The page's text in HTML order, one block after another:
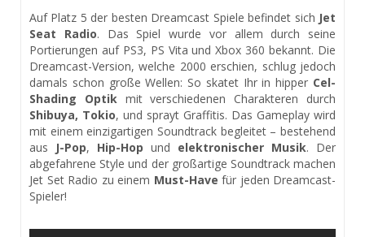
Auf Platz 5 der besten Dreamcast Spiele befindet sich Jet
Seat Radio. Das Spiel wurde vor allem durch seine
Portierungen auf PS3, PS Vita und Xbox 360 bekannt. Die
Dreamcast-Version, welche 2000 erschien, schlug jedoch
damals schon große Wellen: So skatet Ihr in hipper Cel-
Shading Optikmit verschiedenen Charakteren durch
Shibuya, Tokio, und sprayt Graffitis. Das Gameplay wird
mit einem einzigartigen Soundtrack begleitet – bestehend
aus J-Pop, Hip-Hop und elektronischer Musik. Der
abgefahrene Style und der großartige Soundtrack machen
Jet Set Radio zu einem Must-Have für jeden Dreamcast-
Spieler!